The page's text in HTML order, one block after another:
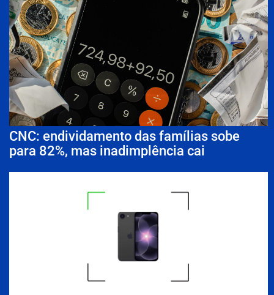
CNC: endividamento das famílias sobe
para 82%, mas inadimplência cai